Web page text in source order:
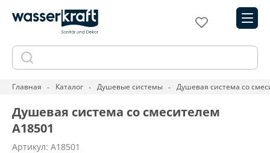
Главная Каталог Душевые системы Душевая система со
Душевая система со смесителем
A18501
Артикул: A18501